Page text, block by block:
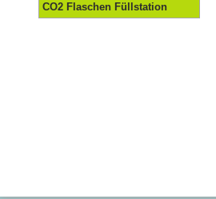
CO2 Flaschen Füllstation